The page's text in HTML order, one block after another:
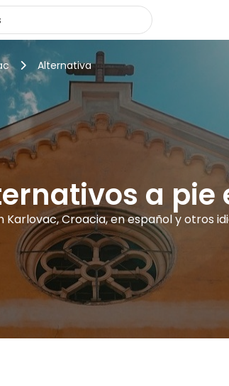
Alternativa
a pie
Karlovac, Croacia, en español y otros